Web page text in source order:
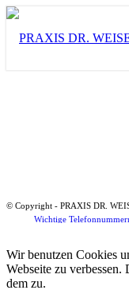
© Copyright - PRAXIS DR.
Wichtige
Wir benutzen Cookies
Webseite zu
dem zu.